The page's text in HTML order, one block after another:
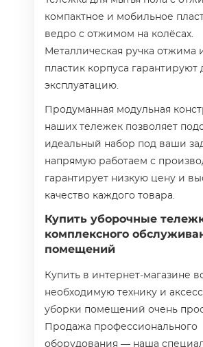
компактное и мобильное
ведро с отжимом на колёсах.
Металлическая ручка отжима
пластик корпуса гарантируют
эксплуатацию.
Продуманная модульная
наших тележек позволяет
идеальный набор под ваши
напрямую работаем с
гарантирует низкую цену и
качество каждого товара.
Купить уборочные
комплексного
помещений
Купить в интернет‑магазине
необходимую технику и
уборки помещений очень
Продажа профессионального
оборудования — наша